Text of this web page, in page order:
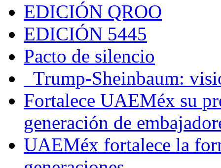
EDICIÓN QROO
EDICIÓN 5445
Pacto de silencio
Trump-Sheinbaum:
Fortalece UAEMéx su
generación de
UAEMéx fortalece la